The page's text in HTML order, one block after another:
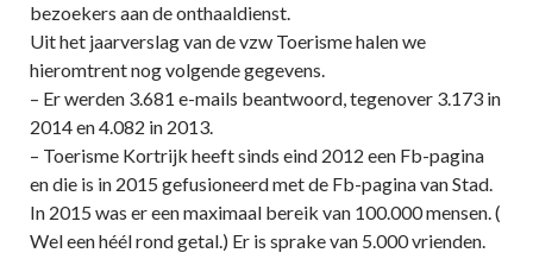
bezoekers aan de onthaaldienst.
Uit het jaarverslag van de vzw Toerisme halen we
hieromtrent nog volgende gegevens.
– Er werden 3.681 e-mails beantwoord, tegenover 3.173 in
2014 en 4.082 in 2013.
– Toerisme Kortrijk heeft sinds eind 2012 een Fb-pagina
en die is in 2015 gefusioneerd met de Fb-pagina van Stad.
In 2015 was er een maximaal bereik van 100.000 mensen. (
Wel een héél rond getal.) Er is sprake van 5.000 vrienden.